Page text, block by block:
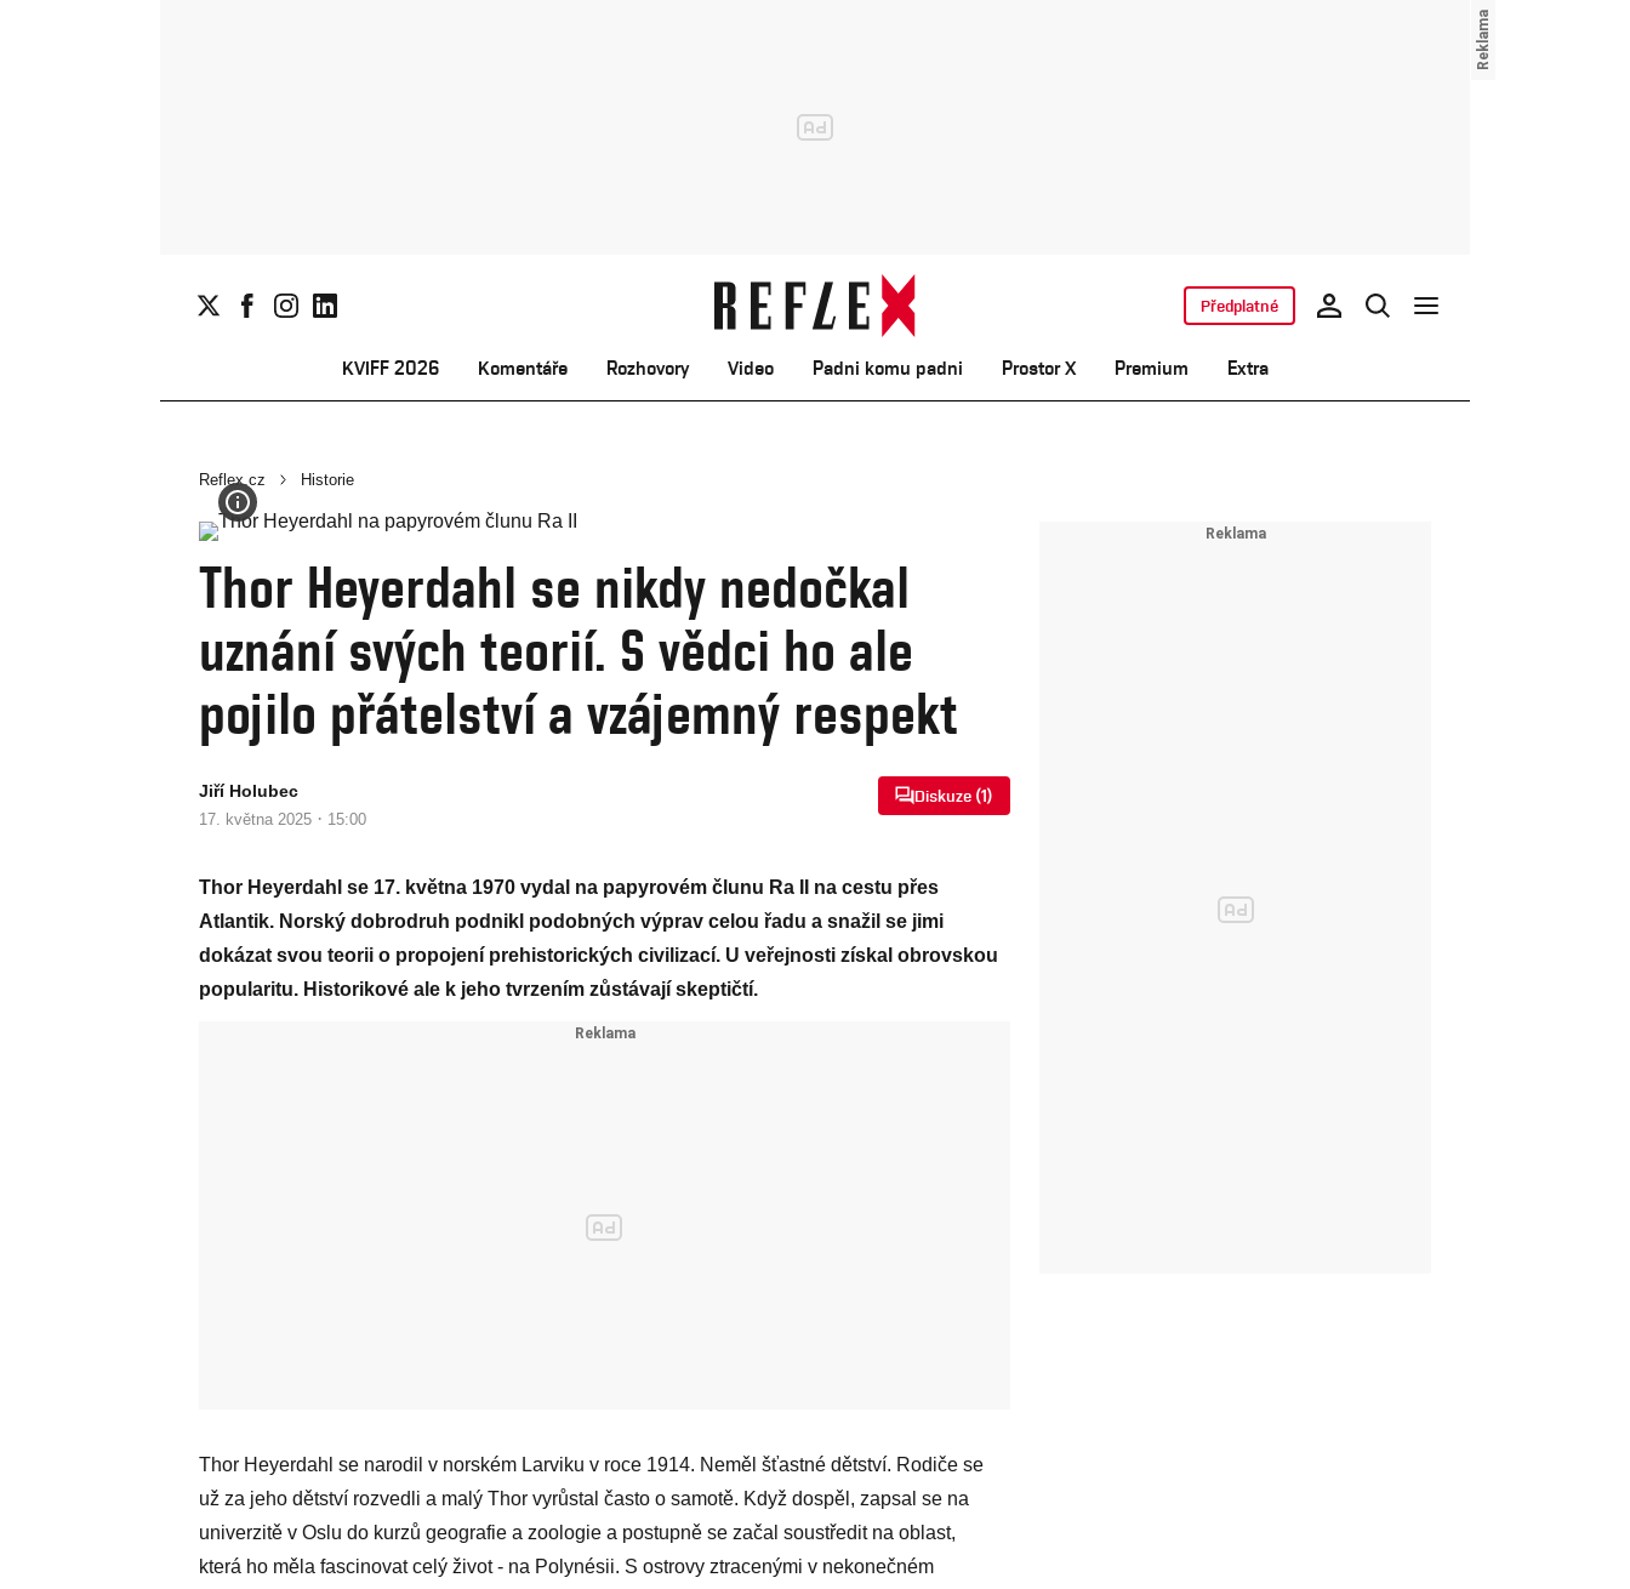
KVIFF 2026 Komentáře Rozhovory Video Padni komu padni Prostor X Premium Extra
Předplatné
Reflex.cz Historie
Thor Heyerdahl se nikdy nedočkal
uznání svých teorií. S vědci ho ale
pojilo přátelství a vzájemný respekt
Jiří Holubec
17. května 2025 · 15:00
Diskuze (1)
Thor Heyerdahl se 17. května 1970 vydal na papyrovém člunu Ra II na cestu přes
Atlantik. Norský dobrodruh podnikl podobných výprav celou řadu a snažil se jimi
dokázat svou teorii o propojení prehistorických civilizací. U veřejnosti získal obrovskou
popularitu. Historikové ale k jeho tvrzením zůstávají skeptičtí.
Thor Heyerdahl se narodil v norském Larviku v roce 1914. Neměl šťastné dětství. Rodiče se
už za jeho dětství rozvedli a malý Thor vyrůstal často o samotě. Když dospěl, zapsal se na
univerzitě v Oslu do kurzů geografie a zoologie a postupně se začal soustředit na oblast,
která ho měla fascinovat celý život - na Polynésii. S ostrovy ztracenými v nekonečném